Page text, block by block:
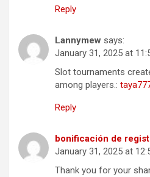
Reply
Lannymew says:
January 31, 2025 at
Slot tournaments
among players.:
Reply
bonificación de
January 31, 2025 at
Thank you for your